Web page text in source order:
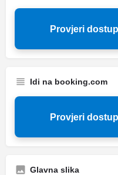
Provjeri
Idi na booking.com
Provjeri
Glavna slika